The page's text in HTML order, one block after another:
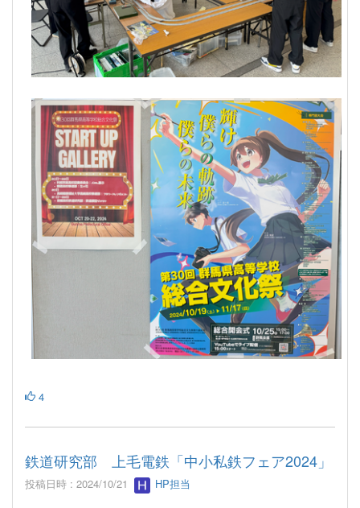
4
鉄道研究部 上毛電鉄「中小私鉄フェア2024」
投稿日時 : 2024/10/21 HP担当